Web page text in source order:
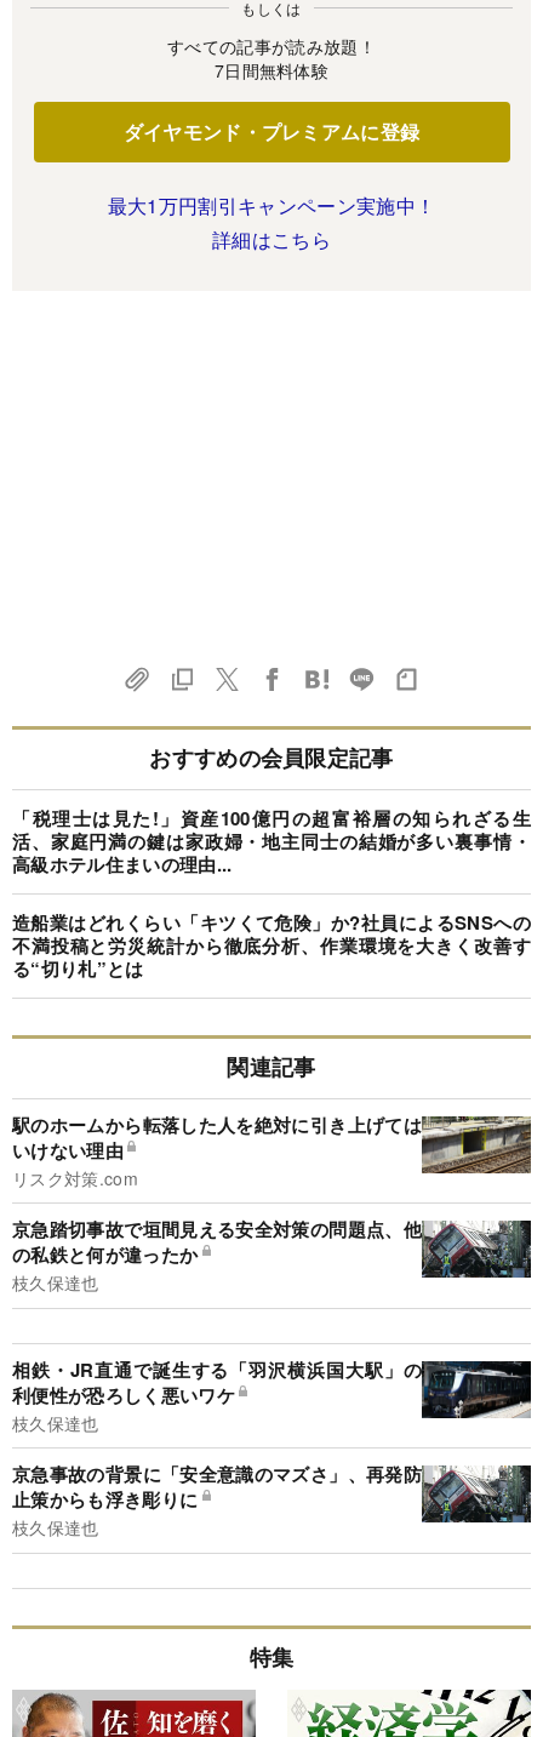
もしくは
すべての記事が読み放題！
7日間無料体験
ダイヤモンド・プレミアムに登録
最大1万円割引キャンペーン実施中！
詳細はこちら
おすすめの会員限定記事
「税理士は見た!」資産100億円の超富裕層の知られざる生
活、家庭円満の鍵は家政婦・地主同士の結婚が多い裏事情・
高級ホテル住まいの理由...
造船業はどれくらい「キツくて危険」か?社員によるSNSへの
不満投稿と労災統計から徹底分析、作業環境を大きく改善す
る“切り札”とは
関連記事
駅のホームから転落した人を絶対に引き上げては
いけない理由
リスク対策.com
京急踏切事故で垣間見える安全対策の問題点、他
の私鉄と何が違ったか
枝久保達也
相鉄・JR直通で誕生する「羽沢横浜国大駅」の
利便性が恐ろしく悪いワケ
枝久保達也
京急事故の背景に「安全意識のマズさ」、再発防
止策からも浮き彫りに
枝久保達也
特集